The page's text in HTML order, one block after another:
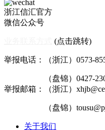
浙江信汇官方
微信公众号
(点击跳转)
举报电话：（浙江）0573-
（盘锦）0427-
举报邮箱：（浙江）
（盘锦）
关于我们